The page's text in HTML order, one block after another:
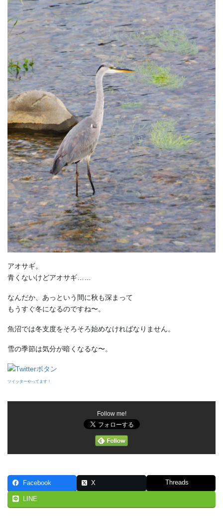
アオサギ。
青くないけどアオサギ……
なんだか、あっという間に秋も深まって
もうすぐ冬になるのですね〜。
魚沼では冬支度をそろそろ始めなければなりません。
雪の季節は気分が暗くなるな〜。
ツイッターやってます！
Follow me!
Facebook X Threads
LINE